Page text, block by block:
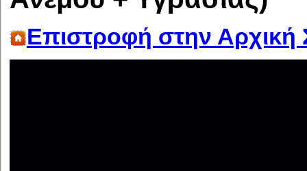
Επιστροφή στην Αρχική